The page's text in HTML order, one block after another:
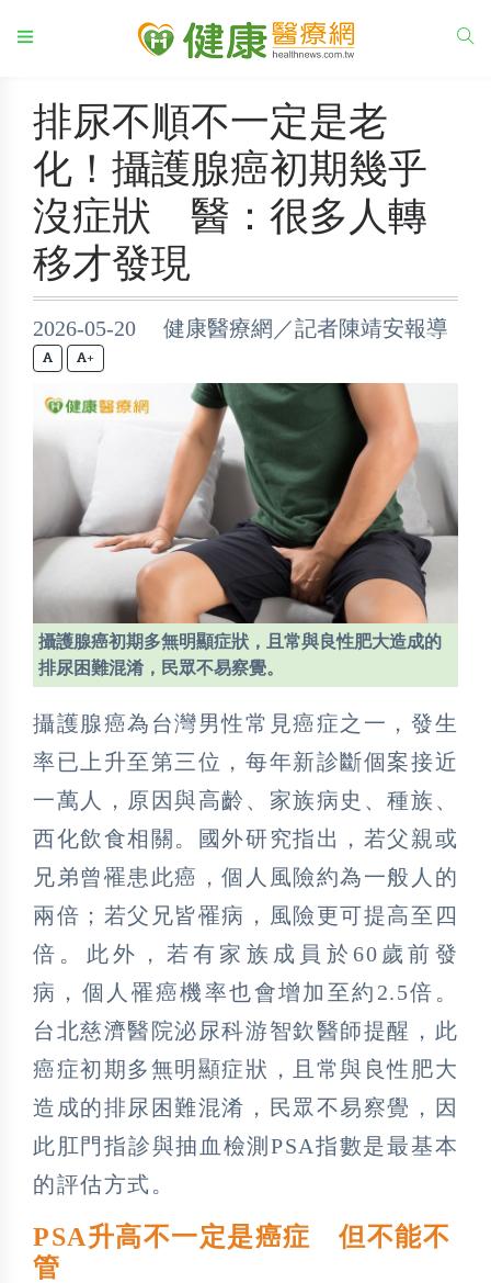
排尿不順不一定是老
化！攝護腺癌初期幾乎
沒症狀 醫：很多人轉
移才發現
2026-05-20 健康醫療網／記者陳靖安報導
+
攝護腺癌初期多無明顯症狀，且常與良性肥大造成的
排尿困難混淆，民眾不易察覺。
攝護腺癌為台灣男性常見癌症之一，發生
率已上升至第三位，每年新診斷個案接近
一萬人，原因與高齡、家族病史、種族、
西化飲食相關。國外研究指出，若父親或
兄弟曾罹患此癌，個人風險約為一般人的
兩倍；若父兄皆罹病，風險更可提高至四
倍。此外，若有家族成員於60歲前發
病，個人罹癌機率也會增加至約2.5倍。
台北慈濟醫院泌尿科游智欽醫師提醒，此
癌症初期多無明顯症狀，且常與良性肥大
造成的排尿困難混淆，民眾不易察覺，因
此肛門指診與抽血檢測PSA指數是最基本
的評估方式。
PSA升高不一定是癌症 但不能不
管